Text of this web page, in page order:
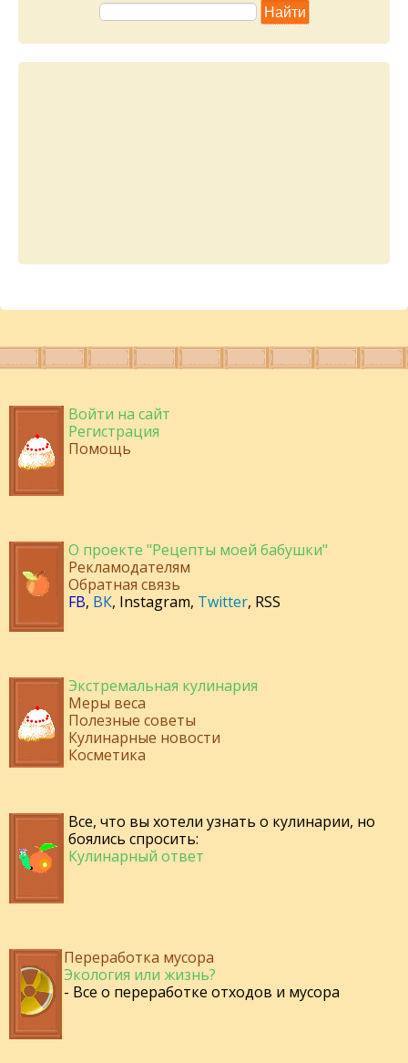
Войти на сайт
Регистрация
Помощь
О проекте "Рецепты моей бабушки"
Рекламодателям
Обратная связь
FB, ВК, Instagram, Twitter, RSS
Экстремальная кулинария
Меры веса
Полезные советы
Кулинарные новости
Косметика
Все, что вы хотели узнать о кулинарии, но
боялись спросить:
Кулинарный ответ
Переработка мусора
Экология или жизнь?
- Все о переработке отходов и мусора